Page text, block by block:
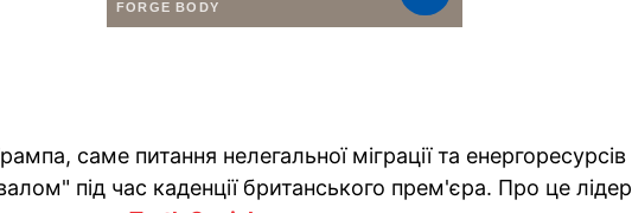
саме питання нелегальної міграції та енергоресурсів
під час каденції британського прем'єра. Про це лідер